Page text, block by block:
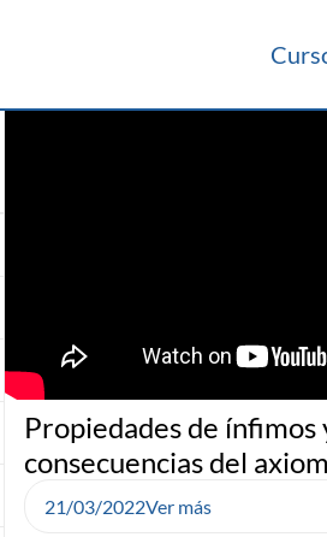
Propiedades de ínfimos
consecuencias del
21/03/2022Ver más